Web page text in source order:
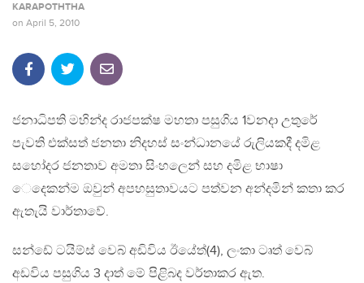
KARAPOTHTHA
on April 5, 2010
ජනාධිපති මහින්ද රාජපක්ෂ මහතා පසුගිය 1වනදා උතුරේ
පැවති එක්සත් ජනතා නිදහස් සංන්ධානයේ රුලියකදී දමිළ
සහෝදර ජනතාව අමතා සිංහලෙන් සහ දමිළ භාෂා
ෙදෙකන්ම ඔවුන් අපහසුතාවයට පත්වන අන්දමින් කතා කර
ඇතැයි වාර්තාවේ.
සන්ඩේ ටයිම්ස් වෙබ් අඩිවිය ඊයේත්(4), ලංකා ටෘත් වෙබ්
අඩවිය පසුගිය 3 දාත් මේ පිළිබද වර්තාකර ඇත.